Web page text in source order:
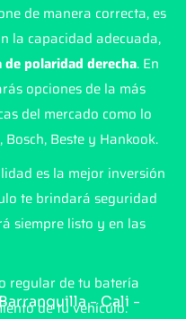
de manera correcta, es
la capacidad adecuada,
polaridad derecha. En
opciones de la más
del mercado como lo
Beste y Hankook.
es la mejor inversión
te brindará seguridad
siempre listo y en las
regular de tu batería
de tu vehículo.
- Cali -